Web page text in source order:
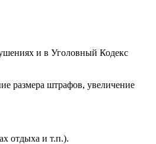
и в Уголовный Кодекс
размера штрафов, увеличение
отдыха и т.п.).